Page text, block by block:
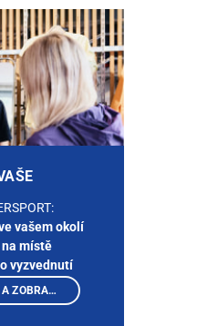
vašem okolí
místě
vyzvednutí
VYBRAT PRODEJNU A ZOBRAZIT PRODUKTY